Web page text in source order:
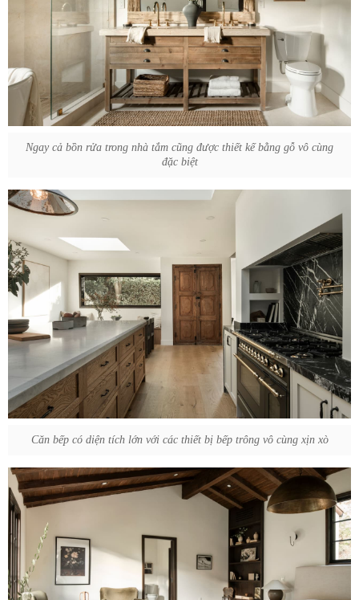
Ngay cả bồn rửa trong nhà tắm cũng được thiết kế bằng gỗ vô cùng
đặc biệt
Căn bếp có diện tích lớn với các thiết bị bếp trông vô cùng xịn xò